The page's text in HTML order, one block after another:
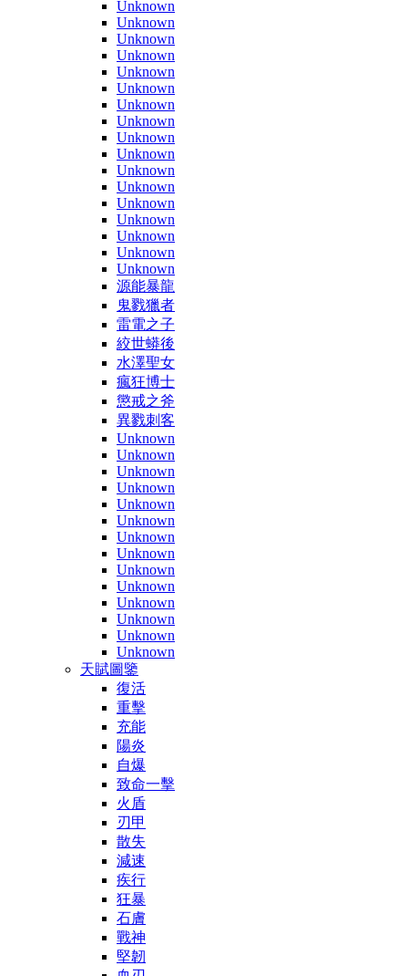
Unknown
Unknown
Unknown
Unknown
Unknown
Unknown
Unknown
Unknown
Unknown
Unknown
Unknown
Unknown
Unknown
Unknown
Unknown
Unknown
Unknown
源能暴龍
鬼戮獵者
雷電之子
絞世蟒後
水澤聖女
瘋狂博士
懲戒之斧
異戮刺客
Unknown
Unknown
Unknown
Unknown
Unknown
Unknown
Unknown
Unknown
Unknown
Unknown
Unknown
Unknown
Unknown
Unknown
天賦圖鑒
復活
重擊
充能
陽炎
自爆
致命一擊
火盾
刃甲
散失
減速
疾行
狂暴
石膚
戰神
堅韌